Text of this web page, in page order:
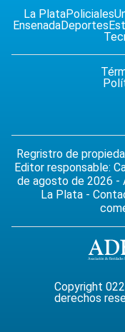
La PlataPoliciales
EnsenadaDeportes
Regristro de
Editor responsable:
de agosto de 2026 -
La Plata -
Copyright
derechos